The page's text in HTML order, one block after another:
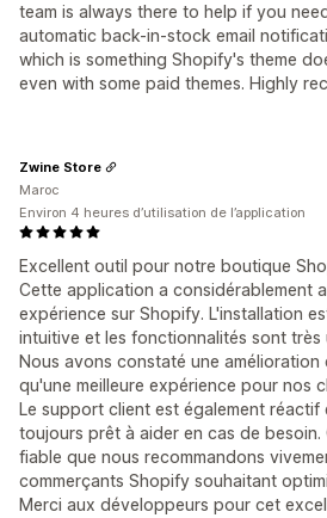
team is always there to help if you
automatic back-in-stock email
which is something Shopify's theme
even with some paid themes. Highly
Excellent outil pour notre boutique
Cette application a considérablement
expérience sur Shopify. L'installation
intuitive et les fonctionnalités sont très
Nous avons constaté une
qu'une meilleure expérience pour nos
Le support client est également réactif
toujours prêt à aider en cas de
fiable que nous recommandons
commerçants Shopify souhaitant
Merci aux développeurs pour cet
Zwine Store
Maroc
Environ 4 heures d’utilisation de l’application